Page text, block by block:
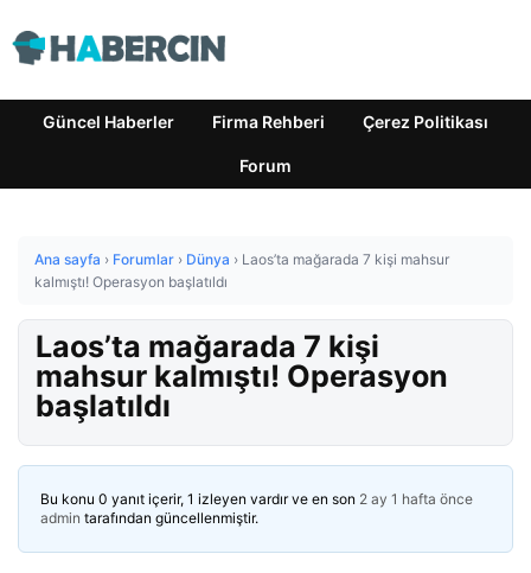
Güncel Haberler Firma Rehberi Çerez Politikası
Forum
Ana sayfa › Forumlar › Dünya › Laos’ta mağarada 7 kişi mahsur
kalmıştı! Operasyon başlatıldı
Laos’ta mağarada 7 kişi
mahsur kalmıştı! Operasyon
başlatıldı
Bu konu 0 yanıt içerir, 1 izleyen vardır ve en son 2 ay 1 hafta önce
admin tarafından güncellenmiştir.